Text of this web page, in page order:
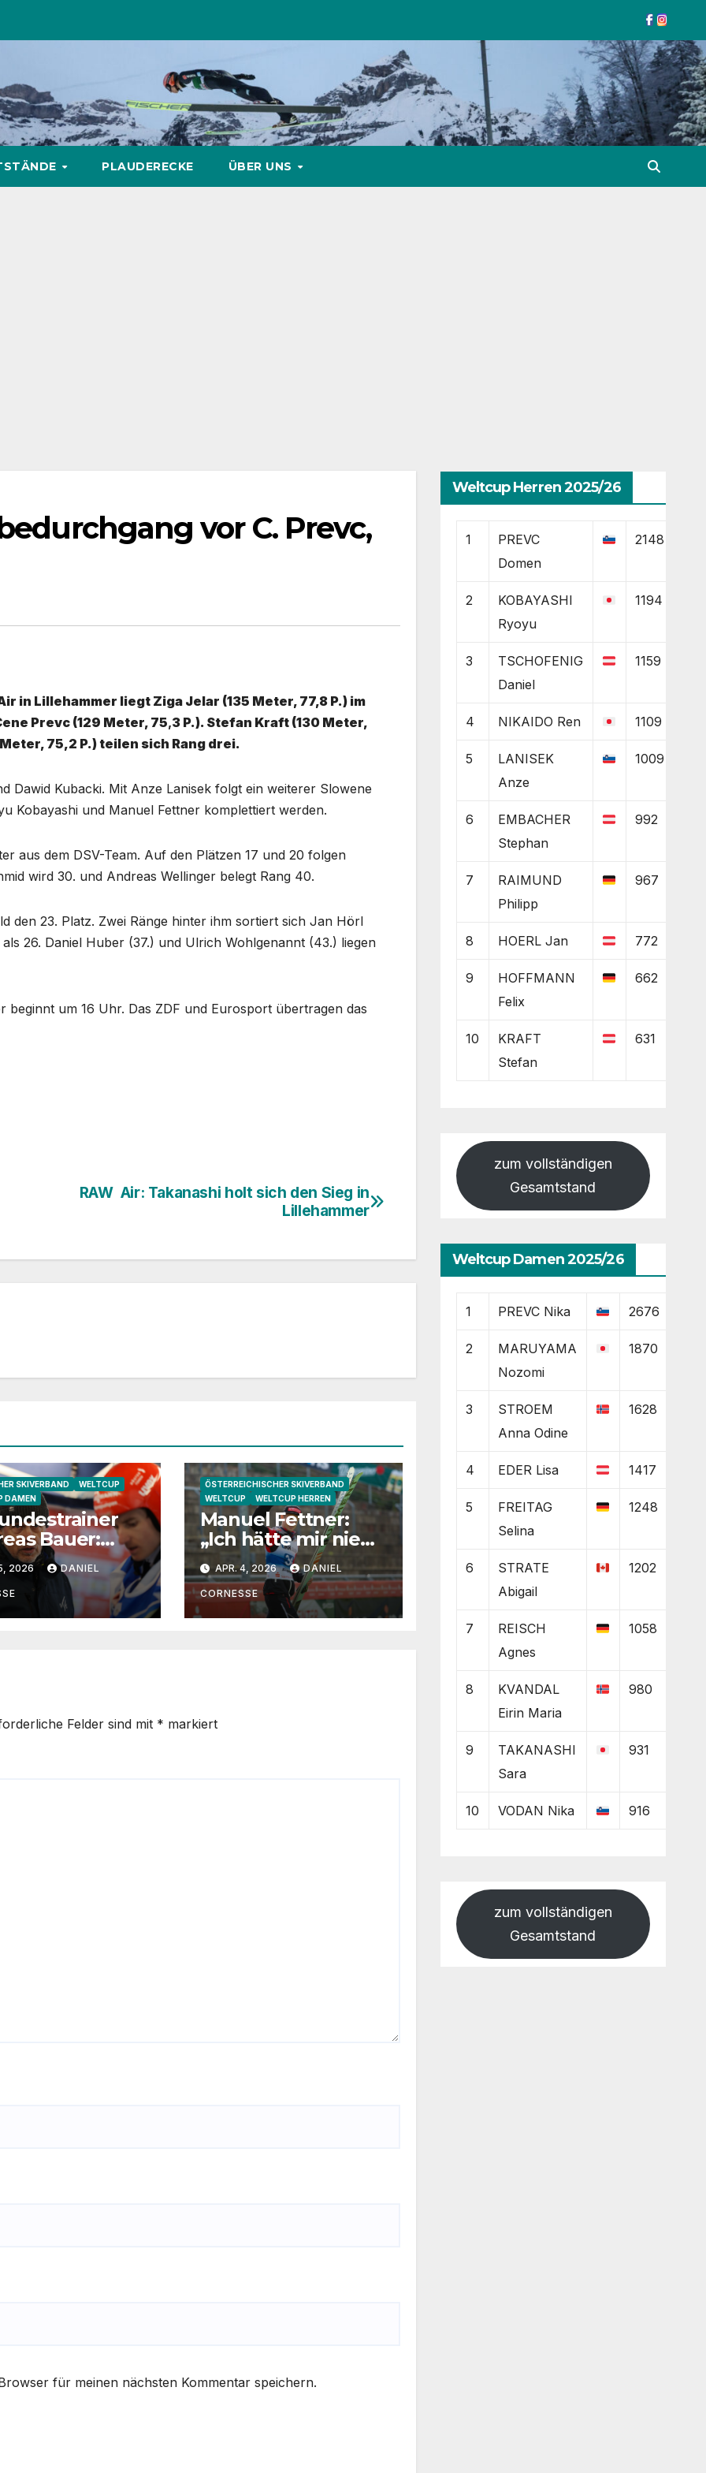
PLAUDERECKE ÜBER UNS
vor C. Prevc,
in Lillehammer liegt Ziga Jelar (135 Meter, 77,8 P.) im
Prevc (129 Meter, 75,3 P.). Stefan Kraft (130 Meter,
75,2 P.) teilen sich Rang drei.
Dawid Kubacki. Mit Anze Lanisek folgt ein weiterer Slowene
Kobayashi und Manuel Fettner komplettiert werden.
aus dem DSV-Team. Auf den Plätzen 17 und 20 folgen
wird 30. und Andreas Wellinger belegt Rang 40.
den 23. Platz. Zwei Ränge hinter ihm sortiert sich Jan Hörl
26. Daniel Huber (37.) und Ulrich Wohlgenannt (43.) liegen
um 16 Uhr. Das ZDF und Eurosport übertragen das
RAW Air: Takanashi holt sich den Sieg in
Lillehammer
SKIVERBAND
WELTCUP
DAMEN
Bauer:
Schmid
eine extrem
2026 DANIEL
ÖSTERREICHISCHER SKIVERBAND
WELTCUP
WELTCUP HERREN
Manuel Fettner:
„Ich hätte mir nie
vorgestellt, dass ich
so lange springe“
APR. 4, 2026 DANIEL
CORNESSE
Felder sind mit * markiert
für meinen nächsten Kommentar speichern.
Weltcup Herren 2025/26
1
PREVC
Domen
2148
2
KOBAYASHI
Ryoyu
1194
3
TSCHOFENIG
Daniel
1159
4 NIKAIDO Ren 1109
5
LANISEK
Anze
1009
6
EMBACHER
Stephan
992
7
RAIMUND
Philipp
967
8 HOERL Jan 772
9
HOFFMANN
Felix
662
10
KRAFT
Stefan
631
zum vollständigen
Gesamtstand
Weltcup Damen 2025/26
1 PREVC Nika 2676
2
MARUYAMA
Nozomi
1870
3
STROEM
Anna Odine
1628
4 EDER Lisa 1417
5
FREITAG
Selina
1248
6
STRATE
Abigail
1202
7
REISCH
Agnes
1058
8
KVANDAL
Eirin Maria
980
9
TAKANASHI
Sara
931
10 VODAN Nika 916
zum vollständigen
Gesamtstand